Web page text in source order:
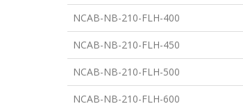
NCAB-NB-210-FLH-400
NCAB-NB-210-FLH-450
NCAB-NB-210-FLH-500
NCAB-NB-210-FLH-600